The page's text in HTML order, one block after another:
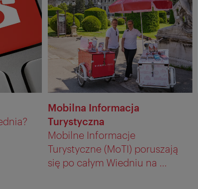
Mobilna Informacja
Turystyczna
Mobilne Informacje
Turystyczne (MoTI) poruszają
się po całym Wiedniu na ...